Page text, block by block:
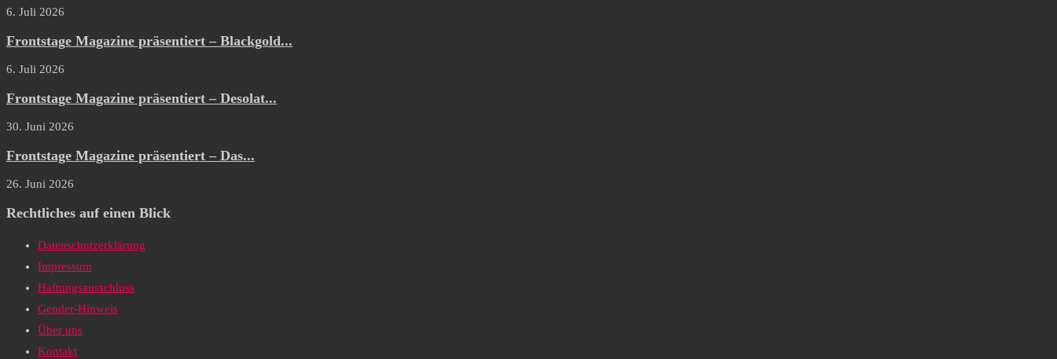
6. Juli 2026
Frontstage Magazine präsentiert – Blackgold...
6. Juli 2026
Frontstage Magazine präsentiert – Desolat...
30. Juni 2026
Frontstage Magazine präsentiert – Das...
26. Juni 2026
Rechtliches auf einen Blick
Datenschutzerklärung
Impressum
Haftungsausschluss
Gender-Hinweis
Über uns
Kontakt